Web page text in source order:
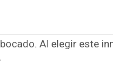
Al elegir este